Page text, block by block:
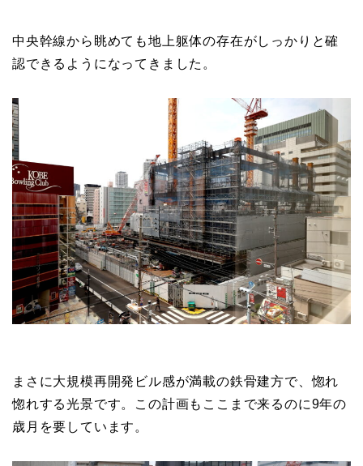
中央幹線から眺めても地上躯体の存在がしっかりと確
認できるようになってきました。
まさに大規模再開発ビル感が満載の鉄骨建方で、惚れ
惚れする光景です。この計画もここまで来るのに9年の
歳月を要しています。